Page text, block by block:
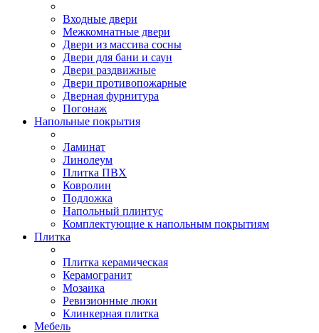
Входные двери
Межкомнатные двери
Двери из массива сосны
Двери для бани и саун
Двери раздвижные
Двери противопожарные
Дверная фурнитура
Погонаж
Напольные покрытия
Ламинат
Линолеум
Плитка ПВХ
Ковролин
Подложка
Напольный плинтус
Комплектующие к напольным покрытиям
Плитка
Плитка керамическая
Керамогранит
Мозаика
Ревизионные люки
Клинкерная плитка
Мебель